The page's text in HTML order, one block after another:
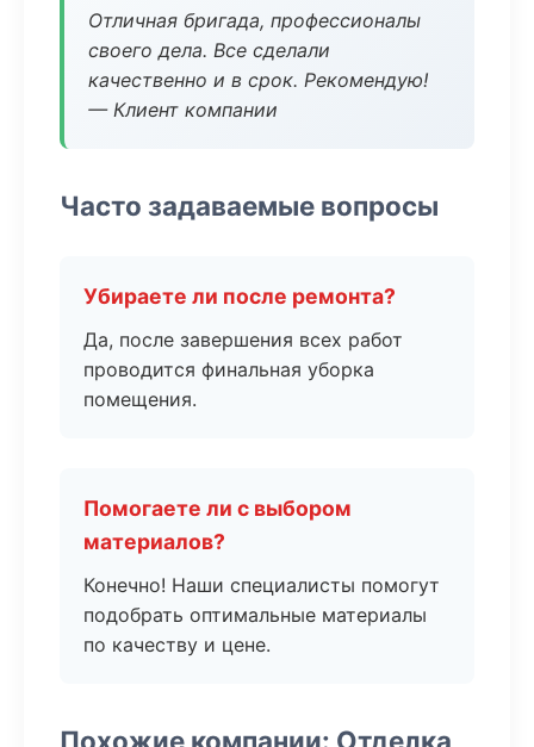
Отличная бригада, профессионалы
своего дела. Все сделали
качественно и в срок. Рекомендую!
— Клиент компании
Часто задаваемые вопросы
Убираете ли после ремонта?
Да, после завершения всех работ
проводится финальная уборка
помещения.
Помогаете ли с выбором
материалов?
Конечно! Наши специалисты помогут
подобрать оптимальные материалы
по качеству и цене.
Похожие компании: Отделка